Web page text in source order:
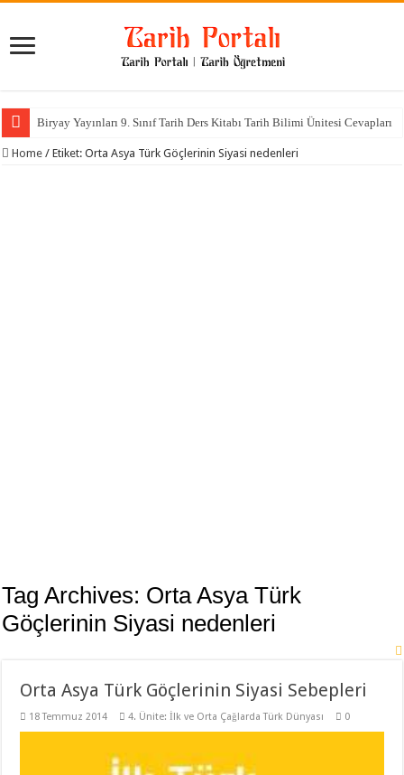
Biryay Yayınları 9. Sınıf Tarih Ders Kitabı Tarih Bilimi Ünitesi Cevapları
Home / Etiket:Orta Asya Türk Göçlerinin Siyasi nedenleri
Tag Archives: Orta Asya Türk
Göçlerinin Siyasi nedenleri
Orta Asya Türk Göçlerinin Siyasi Sebepleri
18 Temmuz 2014 4. Ünite: İlk ve Orta Çağlarda Türk Dünyası 0